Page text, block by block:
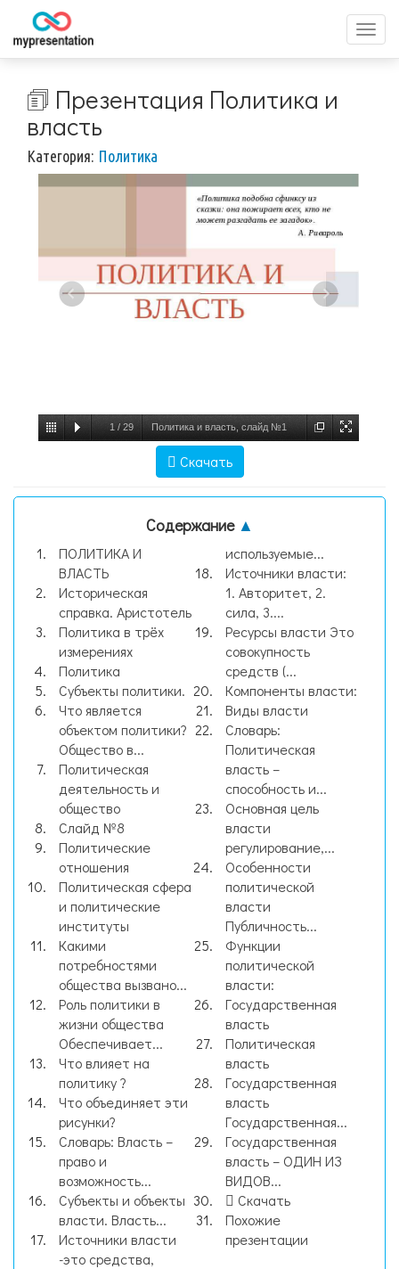
меню
🗊 Презентация Политика и
власть
Категория: Политика
1 / 29 Политика и власть, слайд №1
Скачать
Содержание ▲
ПОЛИТИКА И
ВЛАСТЬ
Историческая
справка. Аристотель
Политика в трёх
измерениях
Политика
Субъекты политики.
Что является
объектом политики?
Общество в...
Политическая
деятельность и
общество
Слайд №8
Политические
отношения
Политическая сфера
и политические
институты
Какими
потребностями
общества вызвано...
Роль политики в
жизни общества
Обеспечивает...
Что влияет на
политику ?
Что объединяет эти
рисунки?
Словарь: Власть –
право и
возможность...
Субъекты и объекты
власти. Власть...
Источники власти
-это средства,
используемые...
Источники власти:
1. Авторитет, 2.
сила, 3....
Ресурсы власти Это
совокупность
средств (...
Компоненты власти:
Виды власти
Словарь:
Политическая
власть –
способность и...
Основная цель
власти
регулирование,...
Особенности
политической
власти
Публичность...
Функции
политической
власти:
Государственная
власть
Политическая
власть
Государственная
власть
Государственная...
Государственная
власть – ОДИН ИЗ
ВИДОВ...
Скачать
Похожие
презентации